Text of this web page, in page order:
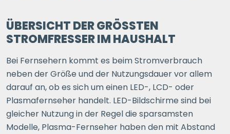
ÜBERSICHT DER GRÖSSTEN S
TROMFRESSER IM HAUSHALT
Bei Fernsehern kommt es beim Stromverbrauch
neben der Größe und der Nutzungsdauer vor allem
darauf an, ob es sich um einen LED-, LCD- oder
Plasmafernseher handelt. LED-Bildschirme sind bei
gleicher Nutzung in der Regel die sparsamsten
Modelle, Plasma-Fernseher haben den mit Abstand